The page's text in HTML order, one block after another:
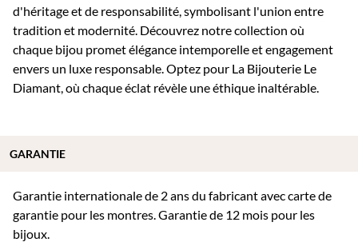
d'héritage et de responsabilité, symbolisant l'union entre
tradition et modernité. Découvrez notre collection où
chaque bijou promet élégance intemporelle et engagement
envers un luxe responsable. Optez pour La Bijouterie Le
Diamant, où chaque éclat révèle une éthique inaltérable.
Garantie internationale de 2 ans du fabricant avec carte de
garantie pour les montres. Garantie de 12 mois pour les
bijoux.
GARANTIE